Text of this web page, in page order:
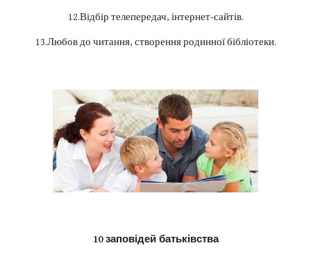
12.Відбір телепередач, інтернет-сайтів.
13.Любов до читання, створення родинної бібліотеки.
10 заповідей батьківства